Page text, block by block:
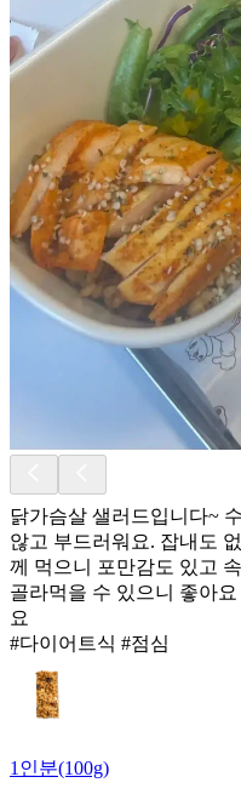
닭가슴살 샐러드입니다~
않고 부드러워요. 잡내도
께 먹으니 포만감도 있고
골라먹을 수 있으니 좋아
요
#다이어트식 #점심
1인분(100g)